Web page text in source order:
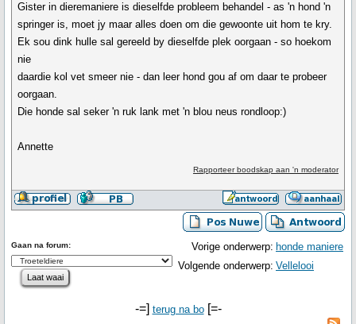
Gister in dieremaniere is dieselfde probleem behandel - as 'n hond 'n
springer is, moet jy maar alles doen om die gewoonte uit hom te kry.
Ek sou dink hulle sal gereeld by dieselfde plek oorgaan - so hoekom
nie
daardie kol vet smeer nie - dan leer hond gou af om daar te probeer
oorgaan.
Die honde sal seker 'n ruk lank met 'n blou neus rondloop:)
Annette
Rapporteer boodskap aan 'n moderator
Vorige onderwerp: honde maniere
Volgende onderwerp: Vellelooi
Gaan na forum:
-=] terug na bo[=-